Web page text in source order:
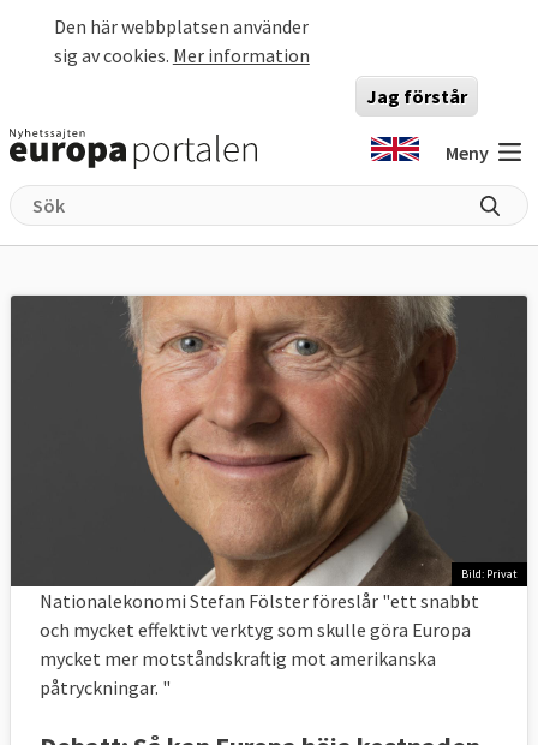
Den här webbplatsen använder
sig av cookies. Mer information
Jag förstår
Meny
Bild: Privat
Nationalekonomi Stefan Fölster föreslår "ett snabbt
och mycket effektivt verktyg som skulle göra Europa
mycket mer motståndskraftig mot amerikanska
påtryckningar. "